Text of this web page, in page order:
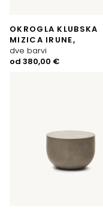
OKROGLA KLUBSKA
MIZICA IRUNE,
dve barvi
od 380,00 €